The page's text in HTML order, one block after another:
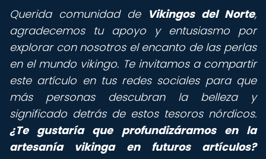
Querida comunidad de Vikingos del Norte,
agradecemos tu apoyo y entusiasmo por
explorar con nosotros el encanto de las perlas
en el mundo vikingo. Te invitamos a compartir
este artículo en tus redes sociales para que
más personas descubran la belleza y
significado detrás de estos tesoros nórdicos.
¿Te gustaría que profundizáramos en la
artesanía vikinga en futuros artículos?